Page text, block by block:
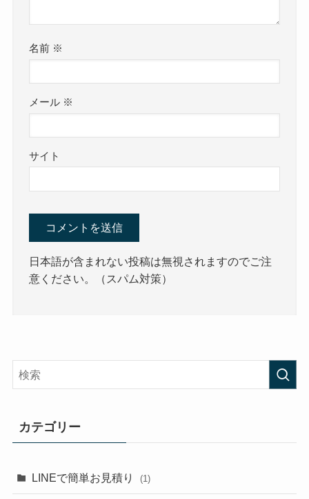
名前 ※
メール ※
サイト
日本語が含まれない投稿は無視されますのでご注
意ください。（スパム対策）
カテゴリー
LINEで簡単お見積り (1)